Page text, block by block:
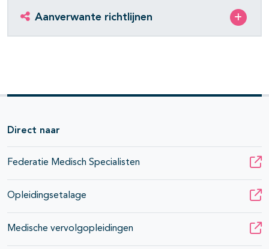
Aanverwante richtlijnen
Direct naar
Federatie Medisch Specialisten
Opleidingsetalage
Medische vervolgopleidingen